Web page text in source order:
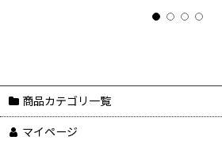
商品カテゴリ一覧
マイページ